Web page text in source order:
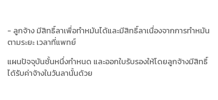
- ลูกจ้าง มีสิทธิ์ลาเพื่อทำหมันได้และมีสิทธิ์ลาเนื่องจากการทำหมัน
ตามระยะ เวลาที่แพทย์
แผนปัจจุบันชั้นหนึ่งกำหนด และออกใบรับรองให้โดยลูกจ้างมีสิทธิ์
ได้รับค่าจ้างในวันลานั้นด้วย